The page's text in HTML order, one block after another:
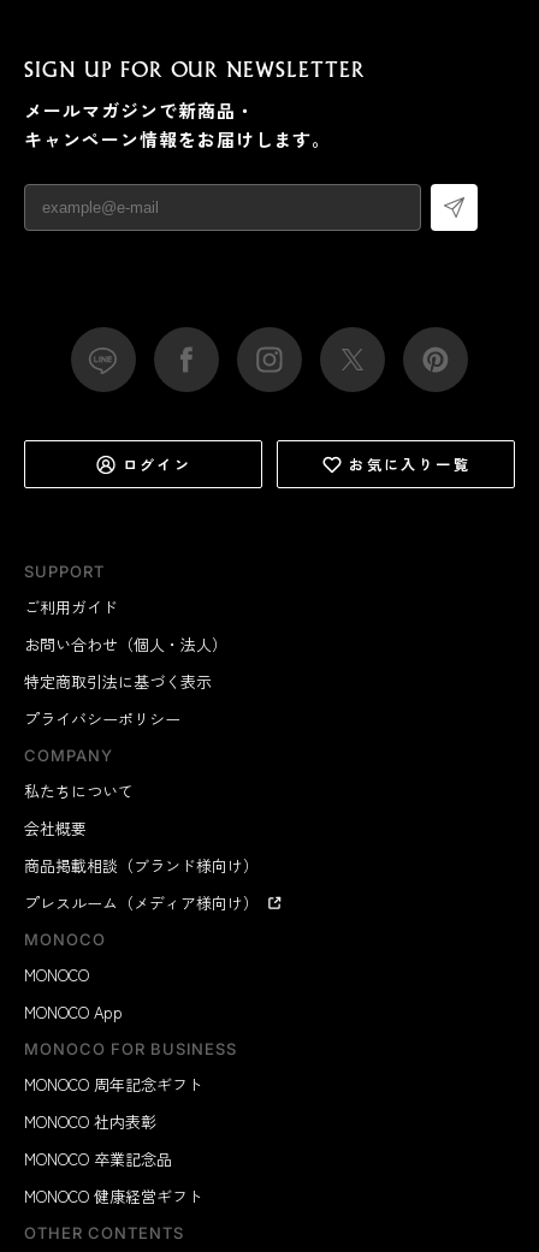
SUPPORT
ご利用ガイド
お問い合わせ（個人・法人）
特定商取引法に基づく表示
プライバシーポリシー
COMPANY
私たちについて
会社概要
商品掲載相談（ブランド様向け）
プレスルーム（メディア様向け）
MONOCO
MONOCO
MONOCO App
MONOCO FOR BUSINESS
MONOCO 周年記念ギフト
MONOCO 社内表彰
MONOCO 卒業記念品
MONOCO 健康経営ギフト
OTHER CONTENTS
SIGN UP FOR OUR NEWSLETTER
メールマガジンで新商品・
キャンペーン情報をお届けします。
ログイン お気に入り一覧